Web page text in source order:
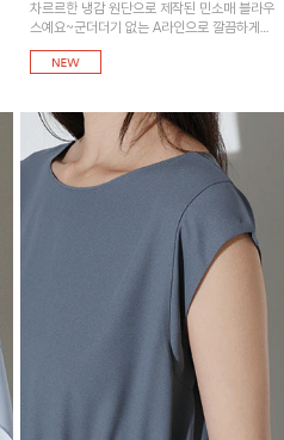
차르르한 냉감 원단으로 제작된 민소매 블라우
스예요~군더더기 없는 A라인으로 깔끔하게
떨어져 편안하면서 멋스러운 무드!